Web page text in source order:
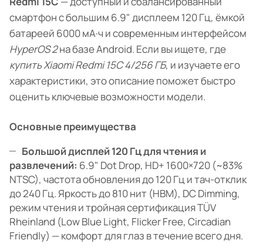
смартфон с большим 6.9" дисплеем 120 Гц, ёмкой
батареей 6000 мА·ч и современным интерфейсом
HyperOS 2на базе Android. Если вы ищете, где
купить Xiaomi Redmi 15C 4/256 ГБ, и изучаете его
характеристики, это описание поможет быстро
оценить ключевые возможности модели.
Основные преимущества
Большой дисплей 120 Гц для чтения и
развлечений: 6.9" Dot Drop, HD+ 1600×720 (~83%
NTSC), частота обновления до 120 Гц и тач-отклик
до 240 Гц. Яркость до 810 нит (HBM), DC Dimming,
режим чтения и тройная сертификация TÜV
Rheinland (Low Blue Light, Flicker Free, Circadian
Friendly) — комфорт для глаз в течение всего дня.